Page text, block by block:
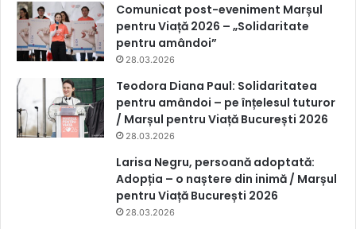
Comunicat post-eveniment Marșul
pentru Viață 2026 – „Solidaritate
pentru amândoi”
28.03.2026
Teodora Diana Paul: Solidaritatea
pentru amândoi – pe înțelesul tuturor
/ Marșul pentru Viață București 2026
28.03.2026
Larisa Negru, persoană adoptată:
Adopția – o naștere din inimă / Marșul
pentru Viață București 2026
28.03.2026